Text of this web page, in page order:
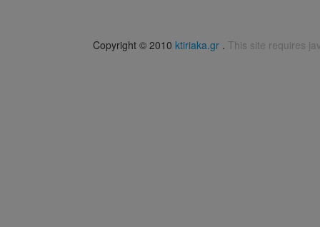
Copyright © 2010 ktiriaka.gr . This site requires